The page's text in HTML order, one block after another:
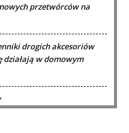
przetwórców na
drogich akcesoriów
w domowym